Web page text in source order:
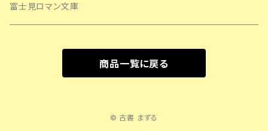
富士見ロマン文庫
商品一覧に戻る
© 古書 まずる